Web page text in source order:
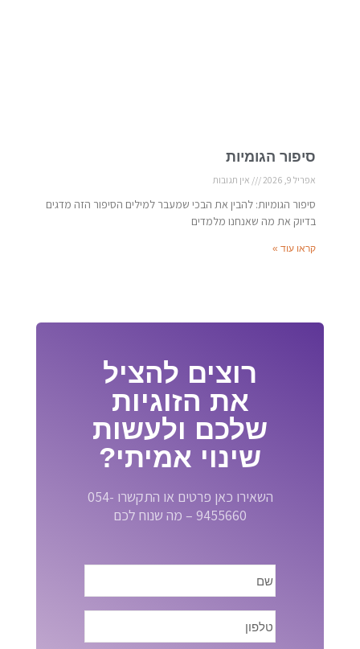
סיפור הגומיות
אפריל 9, 2026 אין תגובות
סיפור הגומיות: להבין את הבכי שמעבר למילים הסיפור הזה מדגים
בדיוק את מה שאנחנו מלמדים
קראו עוד »
רוצים להציל
את הזוגיות
שלכם ולעשות
שינוי אמיתי?
השאירו כאן פרטים או התקשרו 054-
9455660 – מה שנוח לכם